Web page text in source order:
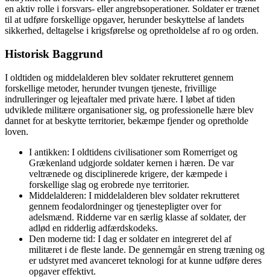
en aktiv rolle i forsvars- eller angrebsoperationer. Soldater er trænet
til at udføre forskellige opgaver, herunder beskyttelse af landets
sikkerhed, deltagelse i krigsførelse og opretholdelse af ro og orden.
Historisk Baggrund
I oldtiden og middelalderen blev soldater rekrutteret gennem
forskellige metoder, herunder tvungen tjeneste, frivillige
indrulleringer og lejeaftaler med private hære. I løbet af tiden
udviklede militære organisationer sig, og professionelle hære blev
dannet for at beskytte territorier, bekæmpe fjender og opretholde
loven.
I antikken: I oldtidens civilisationer som Romerriget og
Grækenland udgjorde soldater kernen i hæren. De var
veltrænede og disciplinerede krigere, der kæmpede i
forskellige slag og erobrede nye territorier.
Middelalderen: I middelalderen blev soldater rekrutteret
gennem feodalordninger og tjenestepligter over for
adelsmænd. Ridderne var en særlig klasse af soldater, der
adlød en ridderlig adfærdskodeks.
Den moderne tid: I dag er soldater en integreret del af
militæret i de fleste lande. De gennemgår en streng træning og
er udstyret med avanceret teknologi for at kunne udføre deres
opgaver effektivt.